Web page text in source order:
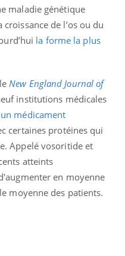
maladie génétique
de l’os ou du
la forme la plus
New England Journal of
institutions médicales
médicament
certaines protéines qui
Appelé vosoritide et
atteints
en moyenne
moyenne des patients.